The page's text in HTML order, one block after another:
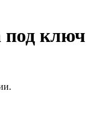
под ключ